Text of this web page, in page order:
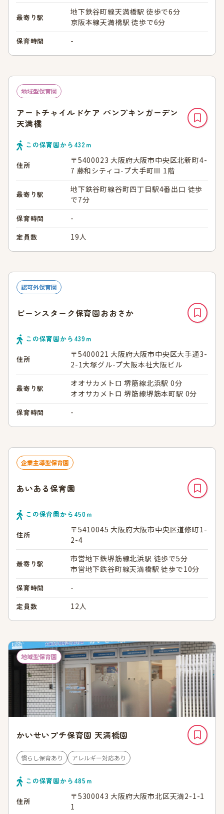
最寄り駅
地下鉄谷町線天満橋駅 徒歩で6分
京阪本線天満橋駅 徒歩で6分
保育時間 -
地域型保育園
アートチャイルドケア パンプキンガーデン
天満橋
この保育園から 432ｍ
住所
〒5400023 大阪府大阪市中央区北新町4-
7 藤和シティコ-プ大手町Ⅲ 1階
最寄り駅
地下鉄谷町線谷町四丁目駅4番出口 徒歩
で7分
保育時間 -
定員数 19人
認可外保育園
ビーンスターク保育園おおさか
この保育園から 439ｍ
住所
〒5400021 大阪府大阪市中央区大手通3-
2-1大塚グル-プ大阪本社大阪ビル
最寄り駅
オオサカメトロ 堺筋線北浜駅 0分
オオサカメトロ 堺筋線堺筋本町駅 0分
保育時間 -
企業主導型保育園
あいある保育園
この保育園から 450ｍ
住所
〒5410045 大阪府大阪市中央区道修町1-
2-4
最寄り駅
市営地下鉄堺筋線北浜駅 徒歩で5分
市営地下鉄谷町線天満橋駅 徒歩で10分
保育時間 -
定員数 12人
地域型保育園
かいせいプチ保育園 天満橋園
慣らし保育あり アレルギー対応あり
この保育園から 485ｍ
住所
〒5300043 大阪府大阪市北区天満2-1-1
1